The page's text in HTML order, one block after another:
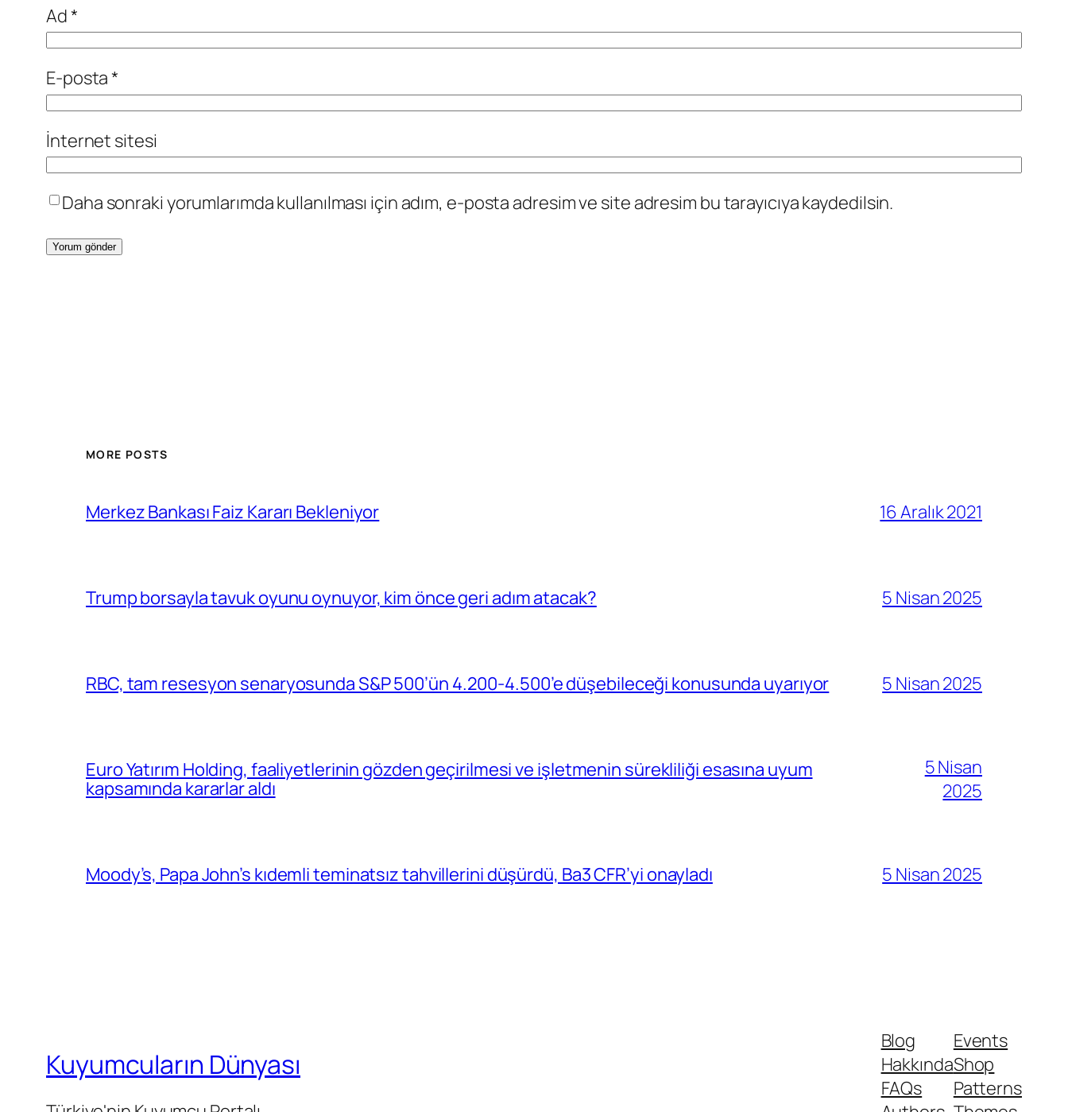
Ad*
E-posta*
İnternet sitesi
Daha sonraki yorumlarımda kullanılması için adım, e-posta adresim ve site adresim bu tarayıcıya kaydedilsin.
MORE POSTS
Merkez Bankası Faiz Kararı Bekleniyor 16 Aralık 2021
Trump borsayla tavuk oyunu oynuyor, kim önce geri adım atacak? 5 Nisan 2025
RBC, tam resesyon senaryosunda S&P 500’ün 4.200-4.500’e düşebileceği konusunda uyarıyor 5 Nisan 2025
Euro Yatırım Holding, faaliyetlerinin gözden geçirilmesi ve işletmenin sürekliliği esasına uyum
kapsamında kararlar aldı
5 Nisan
2025
Moody’s, Papa John’s kıdemli teminatsız tahvillerini düşürdü, Ba3 CFR’yi onayladı 5 Nisan 2025
Kuyumcuların Dünyası
Blog
Hakkında
FAQs
Events
Shop
Patterns